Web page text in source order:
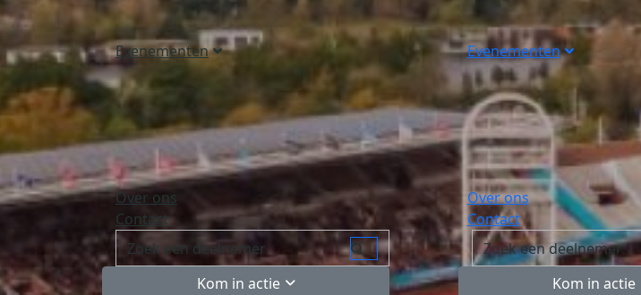
Evenementen
Over ons
Contact
Kom in actie
Evenementen
Over ons
Contact
Kom in actie